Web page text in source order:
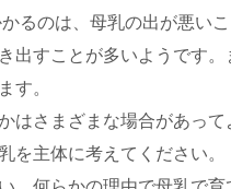
るのは、母乳の出が悪いこ
出すことが多いようです
す。
はさまざまな場合があっ
を主体に考えてください。